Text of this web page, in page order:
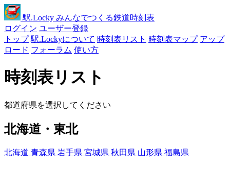
駅.Locky みんなでつくる鉄道時刻表
ログイン ユーザー登録
トップ 駅.Lockyについて 時刻表リスト 時刻表マップ アップ
ロード フォーラム 使い方
時刻表リスト
都道府県を選択してください
北海道・東北
北海道 青森県 岩手県 宮城県 秋田県 山形県 福島県